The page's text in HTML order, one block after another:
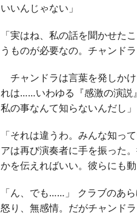
いいんじゃない」
「実はね、私の話を聞かせた
うものが必要なの。チャンド
チャンドラは言葉を発しか
れは……いわゆる『感激の演説
私の事なんて知らないんだし」
「それは違うわ。みんな知っ
アは再び演奏者に手を振った
かを伝えればいい。彼らにも
「ん、でも……」 クラブのあ
怒り、無感情。だがチャンド